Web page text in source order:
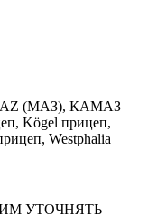
MAZ (МАЗ), КАМАЗ
Kögel прицеп,
Westphalia
УТОЧНЯТЬ